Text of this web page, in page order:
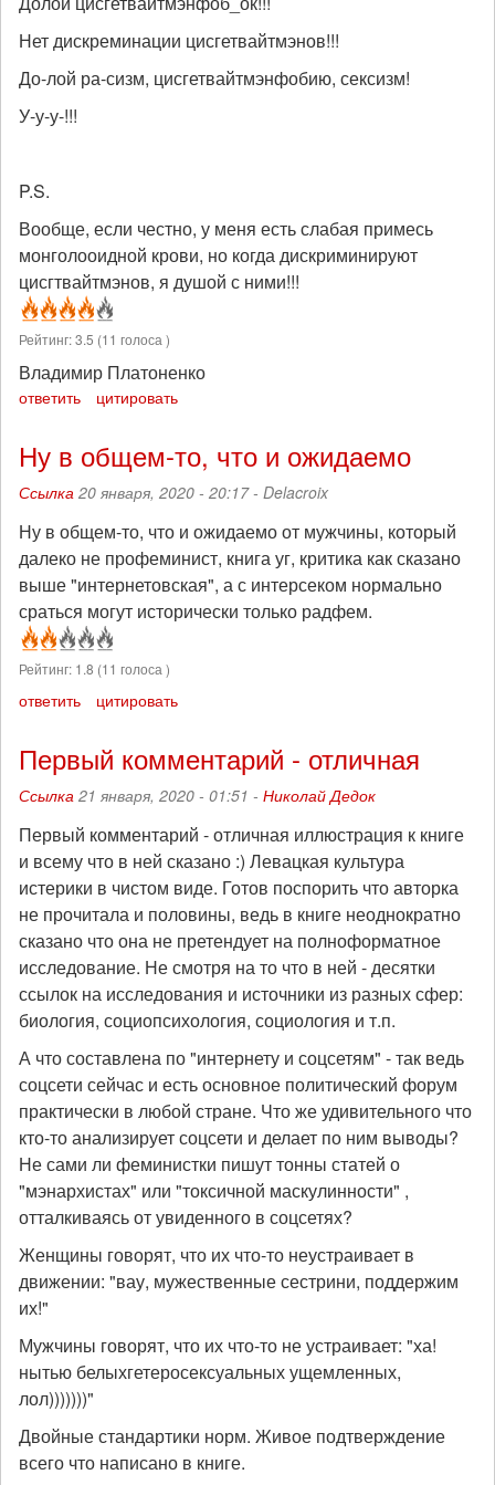
Нет дискреминации цисгетвайтмэнов!!!
До-лой ра-сизм, цисгетвайтмэнфобию, сексизм!
У-у-у-!!!
P.S.
Вообще, если честно, у меня есть слабая примесь
монголооидной крови, но когда дискриминируют
цисгтвайтмэнов, я душой с ними!!!
Рейтинг:3.5 (11 голоса )
Владимир Платоненко
ответить цитировать
Ну в общем-то, что и ожидаемо
Ссылка 20 января, 2020 - 20:17 - Delacroix
Ну в общем-то, что и ожидаемо от мужчины, который
далеко не профеминист, книга уг, критика как сказано
выше "интернетовская", а с интерсеком нормально
сраться могут исторически только радфем.
Рейтинг: 1.8 (11 голоса )
ответить цитировать
Первый комментарий - отличная
Ссылка 21 января, 2020 - 01:51 - Николай Дедок
Первый комментарий - отличная иллюстрация к книге
и всему что в ней сказано :) Левацкая культура
истерики в чистом виде. Готов поспорить что авторка
не прочитала и половины, ведь в книге неоднократно
сказано что она не претендует на полноформатное
исследование. Не смотря на то что в ней - десятки
ссылок на исследования и источники из разных сфер:
биология, социопсихология, социология и т.п.
А что составлена по "интернету и соцсетям" - так ведь
соцсети сейчас и есть основное политический форум
практически в любой стране. Что же удивительного что
кто-то анализирует соцсети и делает по ним выводы?
Не сами ли феминистки пишут тонны статей о
"мэнархистах" или "токсичной маскулинности" ,
отталкиваясь от увиденного в соцсетях?
Женщины говорят, что их что-то неустраивает в
движении: "вау, мужественные сестрини, поддержим
их!"
Мужчины говорят, что их что-то не устраивает: "ха!
нытью белыхгетеросексуальных ущемленных,
лол)))))))"
Двойные стандартики норм. Живое подтверждение
всего что написано в книге.